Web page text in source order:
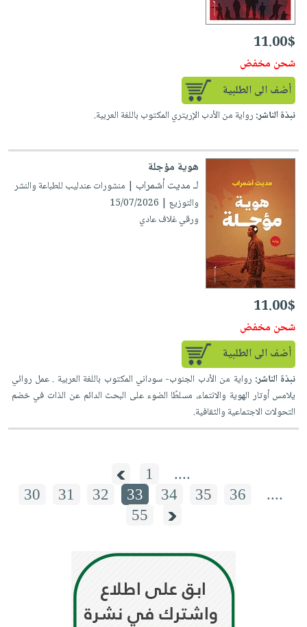
11.00$
شحن مخفض
أضف الى الطلبية
نبذة الناشر: رواية من الأدب الإريتري المكتوب باللغة العربية.
هوية مؤجلة
لـ مديت أشمراب | منشورات عندليب للطباعة والنشر
والتوزيع | 15/07/2026
ورقي غلاف عادي
11.00$
شحن مخفض
أضف الى الطلبية
نبذة الناشر: رواية من الأدب الجنوب- سوداني المكتوب باللغة العربية . عمل روائي
يلامس أوتار الهوية والانتماء، مسلطًا الضوء على البحث الدائم عن الذات في خضم
التحولات الاجتماعية والثقافية.
1
....
30
31 32 33 34 35 36
....
55